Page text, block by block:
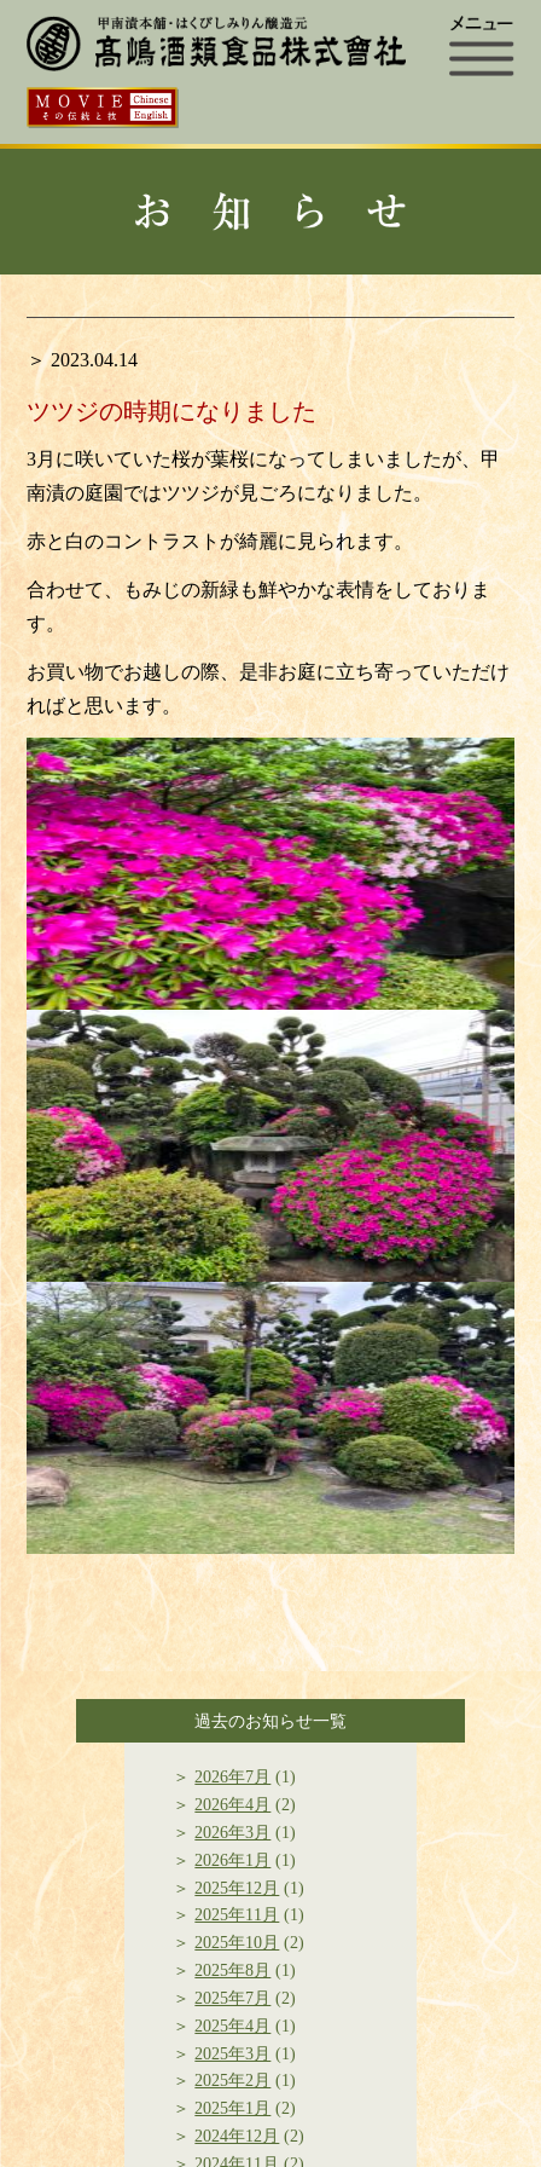
＞ 2023.04.14
ツツジの時期になりました
3月に咲いていた桜が葉桜になってしまいましたが、甲
南漬の庭園ではツツジが見ごろになりました。
赤と白のコントラストが綺麗に見られます。
合わせて、もみじの新緑も鮮やかな表情をしておりま
す。
お買い物でお越しの際、是非お庭に立ち寄っていただけ
ればと思います。
過去のお知らせ一覧
2026年7月 (1)
2026年4月 (2)
2026年3月 (1)
2026年1月 (1)
2025年12月 (1)
2025年11月 (1)
2025年10月 (2)
2025年8月 (1)
2025年7月 (2)
2025年4月 (1)
2025年3月 (1)
2025年2月 (1)
2025年1月 (2)
2024年12月 (2)